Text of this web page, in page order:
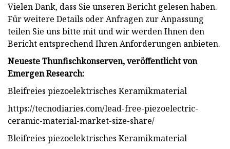
Vielen Dank, dass Sie unseren Bericht gelesen haben.
Für weitere Details oder Anfragen zur Anpassung
teilen Sie uns bitte mit und wir werden Ihnen den
Bericht entsprechend Ihren Anforderungen anbieten.
Neueste Thunfischkonserven, veröffentlicht von
Emergen Research:
Bleifreies piezoelektrisches Keramikmaterial
https://tecnodiaries.com/lead-free-piezoelectric-
ceramic-material-market-size-share/
Bleifreies piezoelektrisches Keramikmaterial